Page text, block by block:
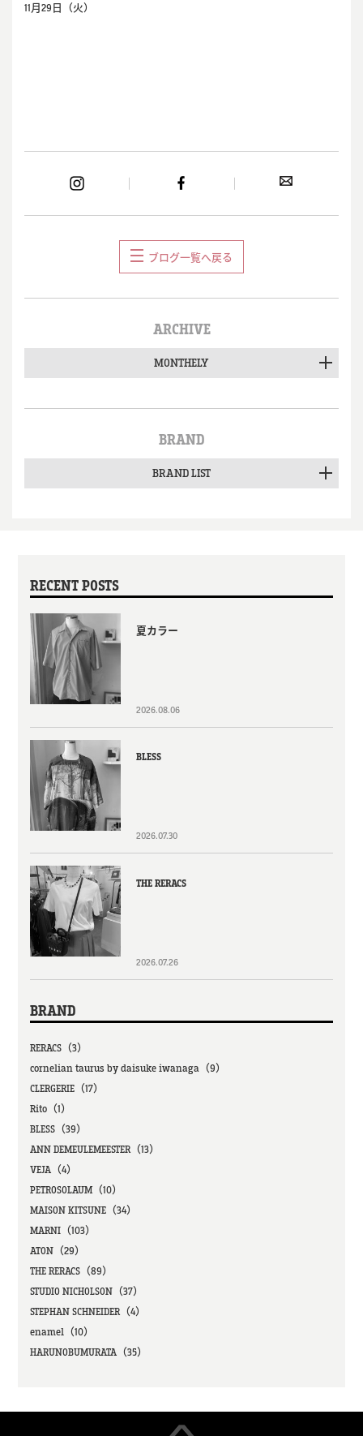
11月29日（火）
ブログ一覧へ戻る
ARCHIVE
MONTHELY
BRAND
BRAND LIST
RECENT POSTS
夏カラー
2026.08.06
BLESS
2026.07.30
THE RERACS
2026.07.26
BRAND
RERACS（3）
cornelian taurus by daisuke iwanaga（9）
CLERGERIE（17）
Rito（1）
BLESS（39）
ANN DEMEULEMEESTER（13）
VEJA（4）
PETROSOLAUM（10）
MAISON KITSUNE（34）
MARNI（103）
ATON（29）
THE RERACS（89）
STUDIO NICHOLSON（37）
STEPHAN SCHNEIDER（4）
enamel（10）
HARUNOBUMURATA（35）